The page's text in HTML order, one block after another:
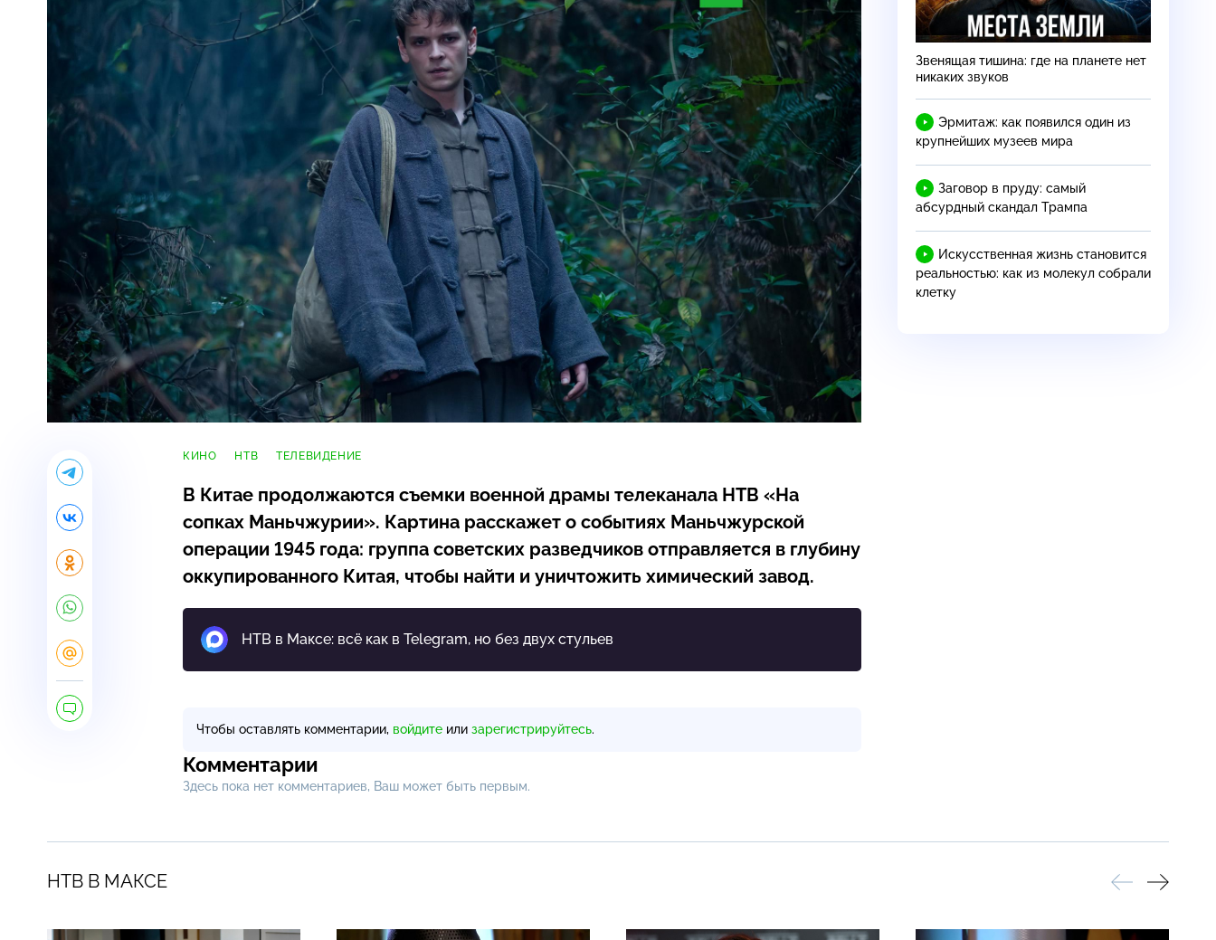
КИНО НТВ ТЕЛЕВИДЕНИЕ
В Китае продолжаются съемки военной драмы телеканала НТВ «На
сопках Маньчжурии». Картина расскажет о событиях Маньчжурской
операции 1945 года: группа советских разведчиков отправляется в глубину
оккупированного Китая, чтобы найти и уничтожить химический завод.
НТВ в Максе: всё как в Telegram, но без двух стульев
Чтобы оставлять комментарии, войдите или зарегистрируйтесь.
Комментарии
Здесь пока нет комментариев, Ваш может быть первым.
Звенящая тишина: где на планете нет
никаких звуков
Эрмитаж: как появился один из
крупнейших музеев мира
Заговор в пруду: самый
абсурдный скандал Трампа
Искусственная жизнь становится
реальностью: как из молекул собрали
клетку
НТВ В МАКСЕ